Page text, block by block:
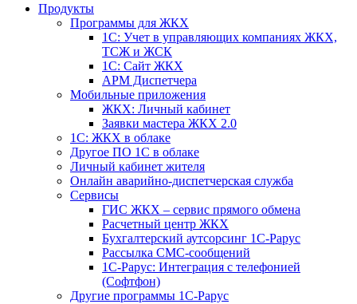
Продукты
Программы для ЖКХ
1С: Учет в управляющих компаниях ЖКХ,
ТСЖ и ЖСК
1С: Сайт ЖКХ
АРМ Диспетчера
Мобильные приложения
ЖКХ: Личный кабинет
Заявки мастера ЖКХ 2.0
1С: ЖКХ в облаке
Другое ПО 1С в облаке
Личный кабинет жителя
Онлайн аварийно-диспетчерская служба
Сервисы
ГИС ЖКХ – сервис прямого обмена
Расчетный центр ЖКХ
Бухгалтерский аутсорсинг 1С-Рарус
Рассылка СМС-сообщений
1С-Рарус: Интеграция с телефонией
(Софтфон)
Другие программы 1С-Рарус